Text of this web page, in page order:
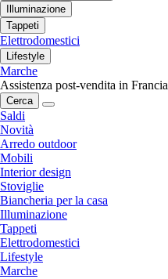
Illuminazione
Tappeti
Elettrodomestici
Lifestyle
Marche
Assistenza post-vendita in Francia
Cerca
Saldi
Novità
Arredo outdoor
Mobili
Interior design
Stoviglie
Biancheria per la casa
Illuminazione
Tappeti
Elettrodomestici
Lifestyle
Marche